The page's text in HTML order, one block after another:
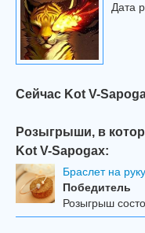
Дата
Сейчас Kot V-
Розыгрыши, в
Kot V-Sapogax:
Браслет на
Победитель
Розыгрыш